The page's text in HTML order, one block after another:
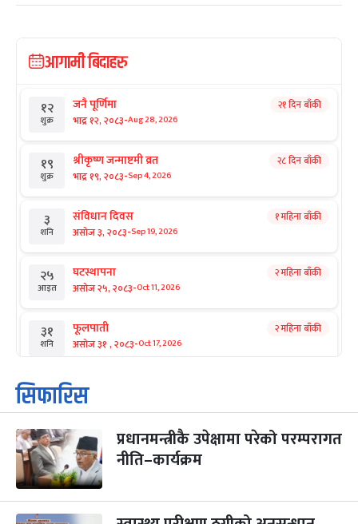
आगामी बिदाहरु
१२
शुक्र
जनै पूर्णिमा
भाद्र १२, २०८३-Aug 28, 2026
२१ दिन बाँकी
१९
शुक्र
श्रीकृष्ण जन्माष्टमी व्रत
भाद्र १९, २०८३-Sep 4, 2026
२८ दिन बाँकी
३
शनि
संविधान दिवस
असोज ३, २०८३-Sep 19, 2026
१ महिना बाँकी
२५
आइत
घटस्थापना
असोज २५, २०८३-Oct 11, 2026
२ महिना बाँकी
३१
शनि
फूलपाती
असोज ३१ , २०८३-Oct 17, 2026
२ महिना बाँकी
१
आइत
कार्तिक सङ्क्रान्ति
कार्तिक १, २०८३
३
मंगल
महानवमी
कार्तिक ३, २०८३-Oct 20, 2026
२ महिना बाँकी
४
बुध कार्तिक ४, २०८३ Oct 21, 2026
सिफारिस
प्रधानमन्त्रीकै उपेक्षामा परेको परम्परागत
नीति–कार्यक्रम